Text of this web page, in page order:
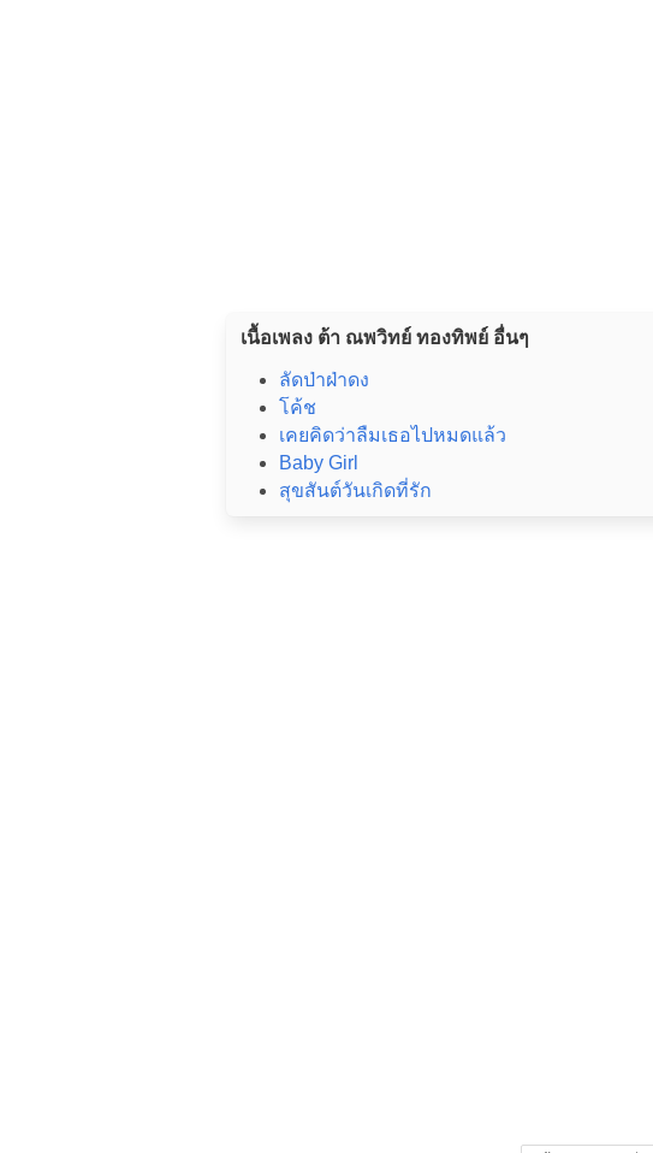
เนื้อเพลง ต้า ณพวิทย์ ทองทิพย์ อื่นๆ
ลัดป่าฝ่าดง
โค้ช
เคยคิดว่าลืมเธอไปหมดแล้ว
Baby Girl
สุขสันต์วันเกิดที่รัก